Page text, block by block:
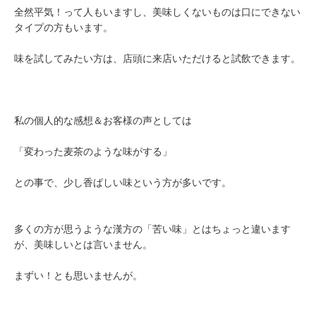
全然平気！って人もいますし、美味しくないものは口にできない
タイプの方もいます。
味を試してみたい方は、店頭に来店いただけると試飲できます。
私の個人的な感想＆お客様の声としては
「変わった麦茶のような味がする」
との事で、少し香ばしい味という方が多いです。
多くの方が思うような漢方の「苦い味」とはちょっと違います
が、美味しいとは言いません。
まずい！とも思いませんが。